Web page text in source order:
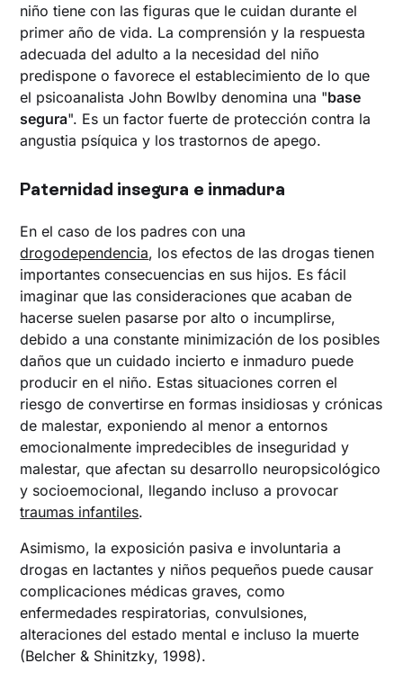
niño tiene con las figuras que le cuidan durante el
primer año de vida. La comprensión y la respuesta
adecuada del adulto a la necesidad del niño
predispone o favorece el establecimiento de lo que
el psicoanalista John Bowlby denomina una "base
segura". Es un factor fuerte de protección contra la
angustia psíquica y los trastornos de apego.
Paternidad insegura e inmadura
En el caso de los padres con una
drogodependencia, los efectos de las drogas tienen
importantes consecuencias en sus hijos. Es fácil
imaginar que las consideraciones que acaban de
hacerse suelen pasarse por alto o incumplirse,
debido a una constante minimización de los posibles
daños que un cuidado incierto e inmaduro puede
producir en el niño. Estas situaciones corren el
riesgo de convertirse en formas insidiosas y crónicas
de malestar, exponiendo al menor a entornos
emocionalmente impredecibles de inseguridad y
malestar, que afectan su desarrollo neuropsicológico
y socioemocional, llegando incluso a provocar
traumas infantiles.
Asimismo, la exposición pasiva e involuntaria a
drogas en lactantes y niños pequeños puede causar
complicaciones médicas graves, como
enfermedades respiratorias, convulsiones,
alteraciones del estado mental e incluso la muerte
(Belcher & Shinitzky, 1998).